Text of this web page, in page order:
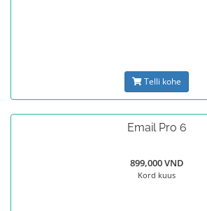
Telli kohe
Email Pro 6
899,000 VND
Kord kuus